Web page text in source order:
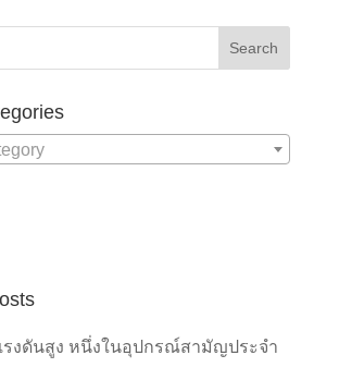
฿28,000.00.
รงดันสูง หนึ่งในอุปกรณ์สามัญประจำ